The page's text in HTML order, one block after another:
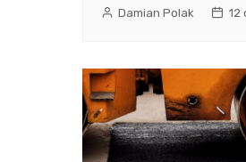
Damian Polak 12